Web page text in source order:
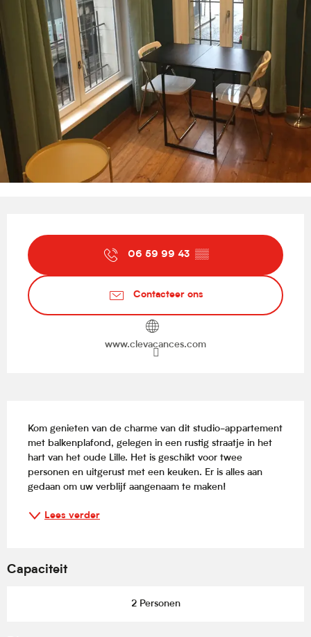
06 59 99 43 ▒▒
Contacteer ons
www.clevacances.com
Kom genieten van de charme van dit studio-appartement
met balkenplafond, gelegen in een rustig straatje in het
hart van het oude Lille. Het is geschikt voor twee
personen en uitgerust met een keuken. Er is alles aan
gedaan om uw verblijf aangenaam te maken!
Lees verder
Capaciteit
2 Personen